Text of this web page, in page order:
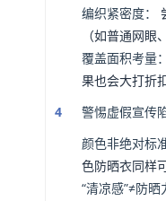
编织紧密度：
（如普通网眼
覆盖面积考量：
果也会大打折
警惕虚假宣传
颜色非绝对标准
色防晒衣同样
“清凉感”≠防晒